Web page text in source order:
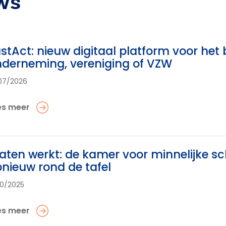
nieuw digitaal platform voor het
vereniging of VZW
2026
meer
werkt: de kamer voor minnelijke
rond de tafel
2025
meer